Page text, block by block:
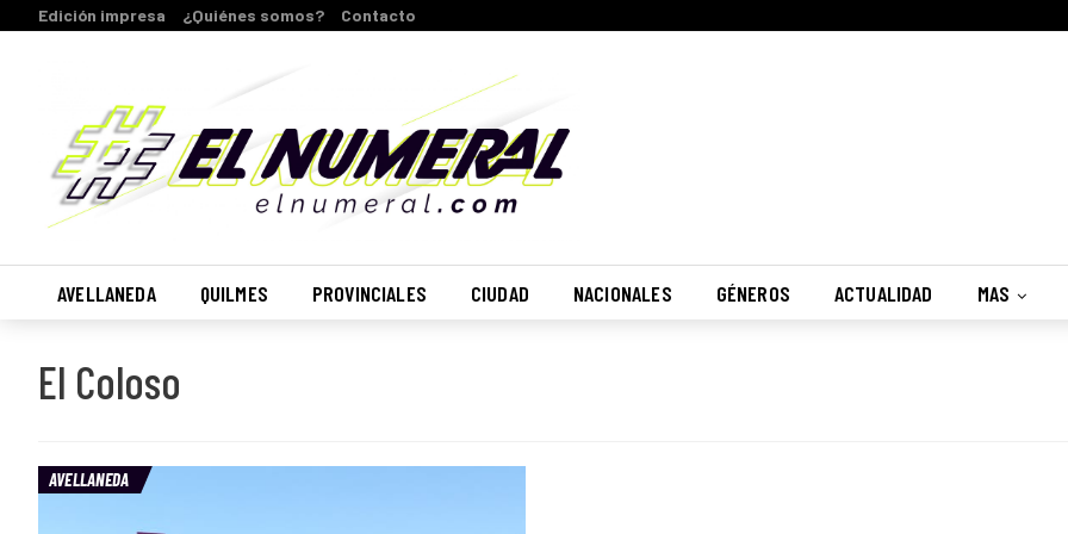
Edición impresa ¿Quiénes somos? Contacto
AVELLANEDA QUILMES PROVINCIALES CIUDAD NACIONALES GÉNEROS ACTUALIDAD MAS
El Coloso
AVELLANEDA